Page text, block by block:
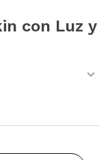
con Luz y